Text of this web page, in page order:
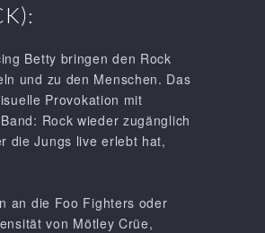
Betty bringen den Rock
und zu den Menschen. Das
Provokation mit
Rock wieder zugänglich
die Jungs live erlebt hat,
an die Foo Fighters oder
von Mötley Crüe,